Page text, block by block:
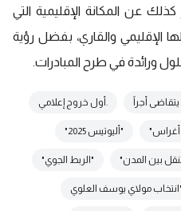
عن المكانة الإقليمية التي
الإقليمي والقاري، بفضل رؤية
ورائدة في طرح المبادرات.
أجراً .أول خروج إعلامي
"أليوتيس 2025"
بين المدن" "الربط الجوي"
"انتخاب مولاي يوسف العلوي